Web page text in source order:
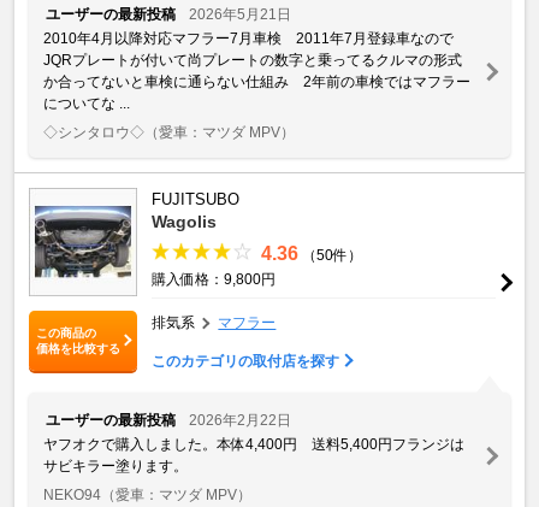
ユーザーの最新投稿
2026年5月21日
2010年4月以降対応マフラー7月車検 2011年7月登録車なので
JQRプレートが付いて尚プレートの数字と乗ってるクルマの形式
か合ってないと車検に通らない仕組み 2年前の車検ではマフラー
についてな ...
◇シンタロウ◇ （愛車：マツダ MPV）
この商品の
価格を比較する
FUJITSUBO
Wagolis
4.36
（50件）
購入価格：9,800円
排気系 マフラー
このカテゴリの取付店を探す
ユーザーの最新投稿
2026年2月22日
ヤフオクで購入しました。本体4,400円 送料5,400円フランジは
サビキラー塗ります。
NEKO94 （愛車：マツダ MPV）